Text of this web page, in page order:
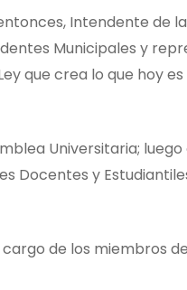
Intendente de
Municipales y
que crea lo que hoy
Universitaria; luego
y
de los miembros